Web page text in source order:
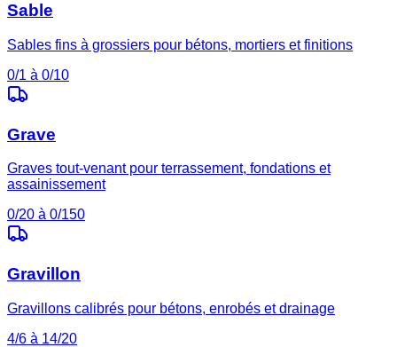
Sable
Sables fins à grossiers pour bétons, mortiers et finitions
0/1 à 0/10
Grave
Graves tout-venant pour terrassement, fondations et
assainissement
0/20 à 0/150
Gravillon
Gravillons calibrés pour bétons, enrobés et drainage
4/6 à 14/20